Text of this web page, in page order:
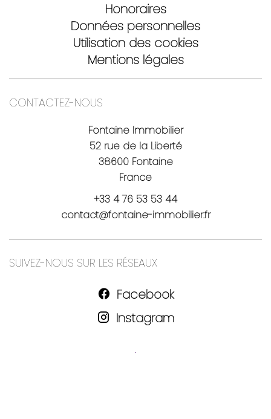
Honoraires
Données personnelles
Utilisation des cookies
Mentions légales
CONTACTEZ-NOUS
Fontaine Immobilier
52 rue de la Liberté
38600Fontaine
France
+33 4 76 53 53 44
contact@fontaine-immobilier.fr
SUIVEZ-NOUS SUR LES RÉSEAUX
Facebook
Instagram